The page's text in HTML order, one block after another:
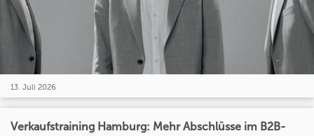
13. Juli 2026
Verkaufstraining Hamburg: Mehr Abschlüsse im B2B-